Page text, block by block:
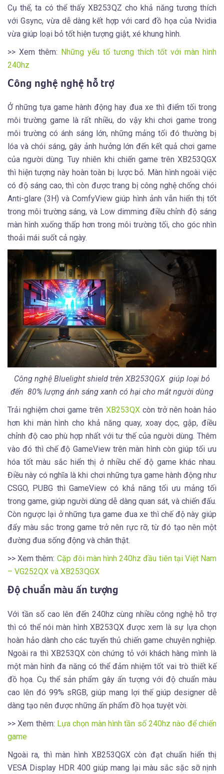
Cụ thể, ta có thể thấy XB253QZ cho khả năng tương thích
với Gsync, vừa dễ dàng kết hợp với card đồ họa của Nvidia
vừa giúp loại bỏ tốt hiện tượng giật, xé khung hình.
>> Xem thêm: Những yếu tố tương thích tốt với màn hình
240hz
Công nghệ nghệ hỗ trợ
Ở những tựa game hành động hay đua xe thì điểm tối trong
môi trường game là rất nhiều, do vậy khi chơi game trong
môi trường có ánh sáng lớn, những mảng tối đó thường bị
lóa và chói sáng, gây ảnh hưởng lớn đến kết quả chơi game
của người dùng. Tuy nhiên khi chiến game trên XB253QGX
thì hiện tượng này hoàn toàn bị lược bỏ. Màn hình ngoài việc
có độ sáng cao, thì còn được trang bị công nghệ chống chói
Anti-glare (3H) và ComfyView giúp hình ảnh vẫn hiển thị tốt
trong môi trường sáng, và Low dimming điều chỉnh độ sáng
màn hình xuống thấp hơn trong môi trường tối, cho góc nhìn
thoải mái suốt cả ngày.
Công nghệ Bluelight shield trên XB253QGX giúp loại bỏ
đến 80% lượng ánh sáng xanh có hại cho mắt người dùng
Trải nghiệm chơi game trên XB253QXcòn trở nên hoàn hảo
hơn khi màn hình cho khả năng quay, xoay dọc, gập, điều
chỉnh độ cao phù hợp nhất với tư thế của người dùng. Thêm
vào đó thì chế độ GameView trên màn hình còn giúp tối ưu
hóa tốt màu sắc hiển thị ở nhiều chế độ game khác nhau.
Điều này có nghĩa là khi chơi những tựa game hành động như
CSGO, PUBG thì GameView có khả năng tối ưu mảng tối
trong game, giúp người dùng dễ dàng quan sát, và chiến đấu.
Còn ngược lại ở những tựa game đua xe thì chế độ này giúp
đẩy màu sắc trong game trở nên rực rỡ, từ đó tạo nên một
đường đua sống động và chân thật.
>> Xem thêm: Cặp đôi màn hình 240hz đầu tiên tại Việt Nam
– VG252QX và XB253QGX
Độ chuẩn màu ấn tượng
Với tần số cao lên đến 240hz cùng nhiều công nghệ hỗ trợ
thì có thể nói màn hình XB253QX được xem là sự lựa chọn
hoàn hảo dành cho các tuyển thủ chiến game chuyên nghiệp.
Ngoài ra thì XB253QX còn chứng tỏ với khách hàng mình là
một màn hình đa năng có thể đảm nhiệm tốt vai trò thiết kế
đồ họa. Cụ thể sản phẩm gây ấn tượng với độ chuẩn màu
cao lên đó 99% sRGB, giúp mang lợi thế giúp designer dễ
dàng tạo nên được những ấn phẩm đồ họa tuyệt vời.
>> Xem thêm: Lựa chọn màn hình tần số 240hz nào để chiến
game
Ngoài ra, thì màn hình XB253QGX còn đạt chuẩn hiển thị
VESA Display HDR 400 giúp mang lại màu sắc sặc sỡ nịnh